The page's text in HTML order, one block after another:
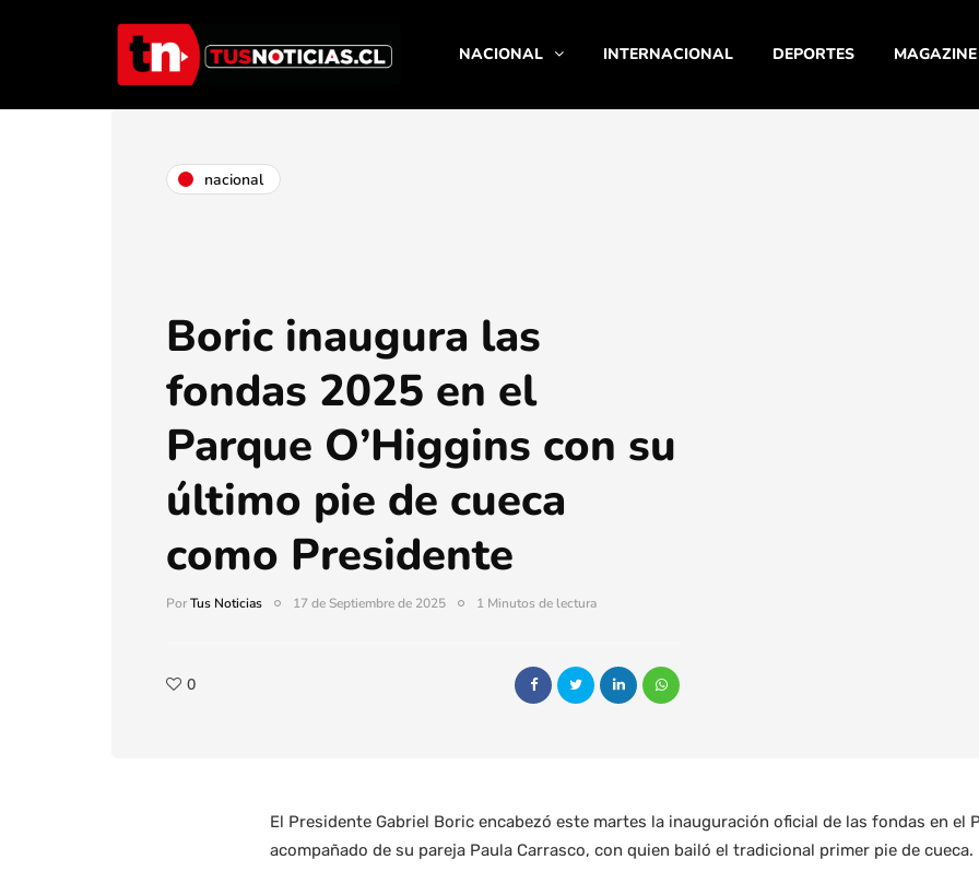
NACIONAL INTERNACIONAL DEPORTES MAGAZINE
nacional
Boric inaugura las
fondas 2025 en el
Parque O’Higgins con su
último pie de cueca
como Presidente
PorTus Noticias 17 de Septiembre de 2025 1 Minutos de lectura
0
El Presidente Gabriel Boric encabezó este martes la inauguración oficial de las fondas en el
acompañado de su pareja Paula Carrasco, con quien bailó el tradicional primer pie de cueca.